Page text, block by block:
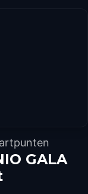
GALA